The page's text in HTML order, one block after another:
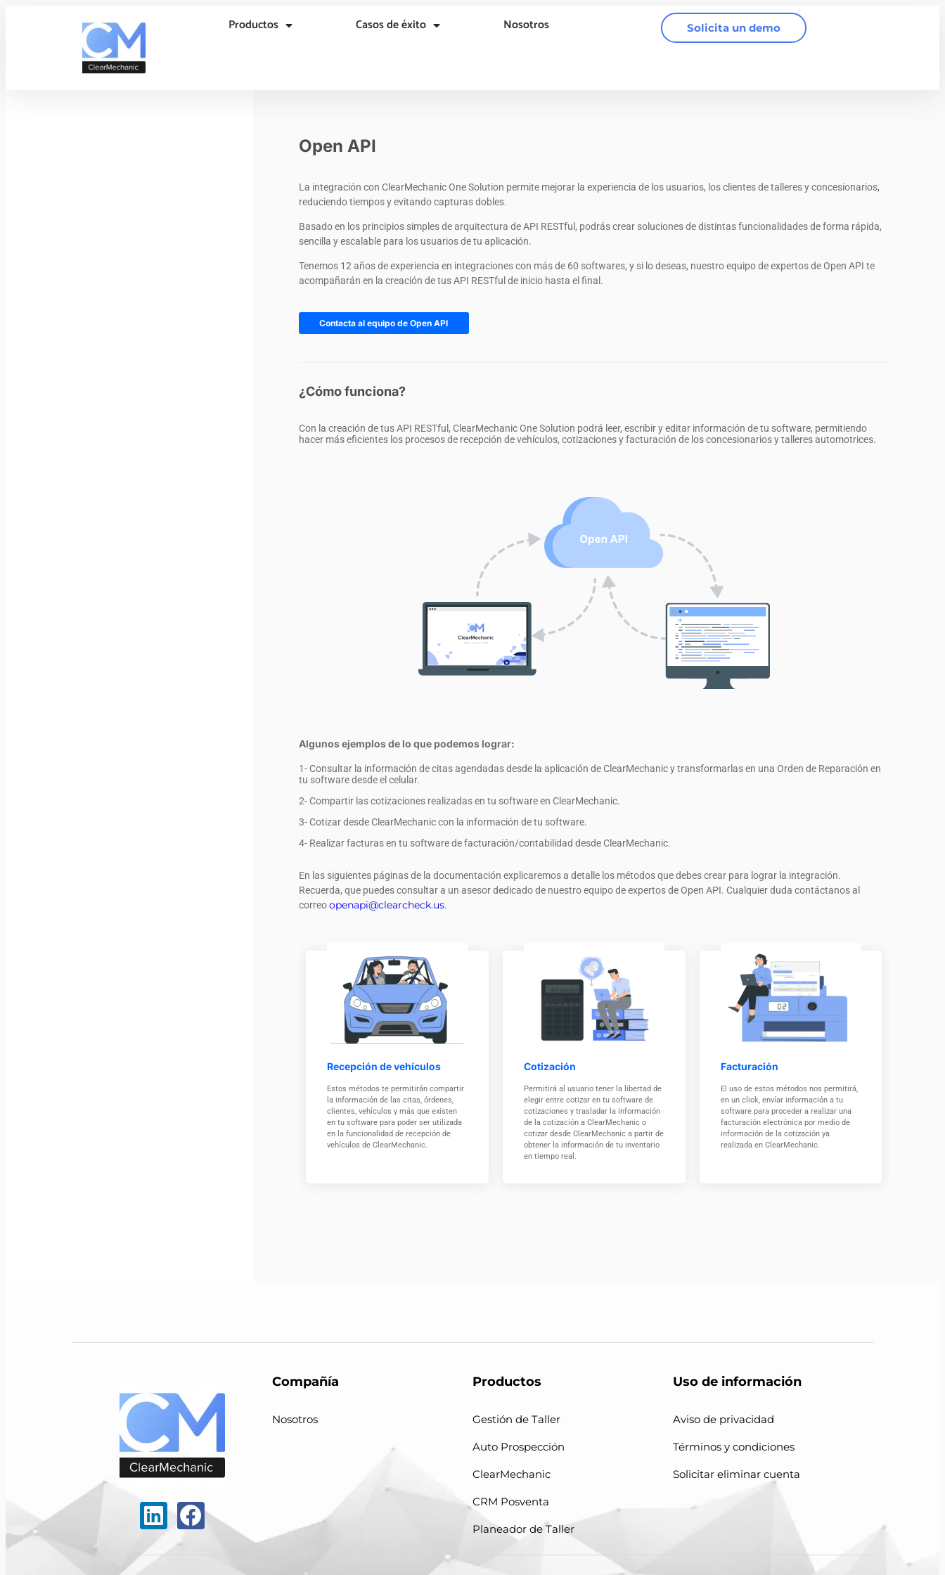
Productos Casos de éxito Nosotros Solicita un demo
Open API
La integración con ClearMechanic One Solution permite mejorar la experiencia de los usuarios, los clientes de talleres y concesionarios,
reduciendo tiempos y evitando capturas dobles.
Basado en los principios simples de arquitectura de API RESTful, podrás crear soluciones de distintas funcionalidades de forma rápida,
sencilla y escalable para los usuarios de tu aplicación.
Tenemos 12 años de experiencia en integraciones con más de 60 softwares, y si lo deseas, nuestro equipo de expertos de Open API te
acompañarán en la creación de tus API RESTful de inicio hasta el final.
Contacta al equipo de Open API
¿Cómo funciona?
Con la creación de tus API RESTful, ClearMechanic One Solution podrá leer, escribir y editar información de tu software, permitiendo
hacer más eficientes los procesos de recepción de vehículos, cotizaciones y facturación de los concesionarios y talleres automotrices.
Algunos ejemplos de lo que podemos lograr:
1- Consultar la información de citas agendadas desde la aplicación de ClearMechanic y transformarlas en una Orden de Reparación en
tu software desde el celular.
2- Compartir las cotizaciones realizadas en tu software en ClearMechanic.
3- Cotizar desde ClearMechanic con la información de tu software.
4- Realizar facturas en tu software de facturación/contabilidad desde ClearMechanic.
En las siguientes páginas de la documentación explicaremos a detalle los métodos que debes crear para lograr la integración.
Recuerda, que puedes consultar a un asesor dedicado de nuestro equipo de expertos de Open API. Cualquier duda contáctanos al
correoopenapi@clearcheck.us.
Recepción de vehículos
Estos métodos te permitirán compartir
la información de las citas, órdenes,
clientes, vehículos y más que existen
en tu software para poder ser utilizada
en la funcionalidad de recepción de
vehículos de ClearMechanic.
Cotización
Permitirá al usuario tener la libertad de
elegir entre cotizar en tu software de
cotizaciones y trasladar la información
de la cotización a ClearMechanic o
cotizar desde ClearMechanic a partir de
obtener la información de tu inventario
en tiempo real.
Facturación
El uso de estos métodos nos permitirá,
en un click, envíar información a tu
software para proceder a realizar una
facturación electrónica por medio de
información de la cotización ya
realizada en ClearMechanic.
Compañía
Nosotros
Productos
Gestión de Taller
Auto Prospección
ClearMechanic
CRM Posventa
Planeador de Taller
Uso de información
Aviso de privacidad
Términos y condiciones
Solicitar eliminar cuenta